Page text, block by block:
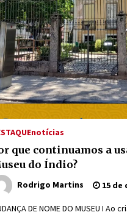
notícias
que continuamos a
do Índio?
Rodrigo Martins 15 de
DE NOME DO MUSEU I Ao